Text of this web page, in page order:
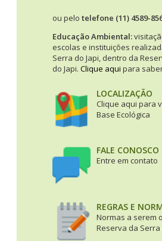
ou pelo telefone (11) 4589-
Educação Ambiental:
escolas e instituições
Serra do Japi, dentro da
do Japi. Clique aqui para
LOCALIZAÇÃO
Clique aqui para
Base Ecológica
FALE CONOSCO
Entre em contato
REGRAS E
Normas a serem
Reserva da Serra